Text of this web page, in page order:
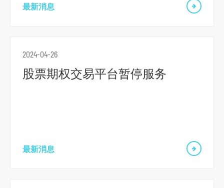
最新消息
2024-04-26
股票期权交易平台暂停服务
最新消息